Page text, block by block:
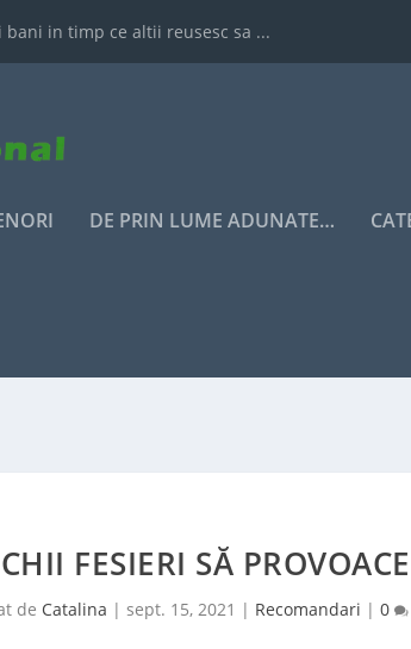
bani in timp ce altii reusesc sa ...
DE PRIN LUME ADUNATE…
FESIERI SĂ
de Catalina | sept. 15, 2021 | Recomandari | 0